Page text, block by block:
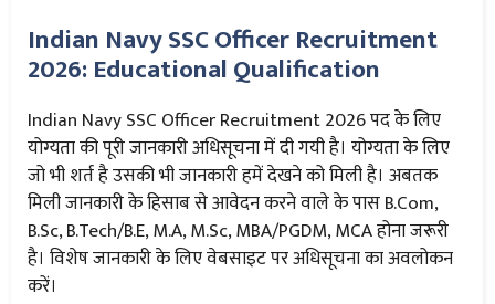
Indian Navy SSC Officer Recruitment
2026: Educational Qualification
Indian Navy SSC Officer Recruitment 2026 पद के लिए
योग्यता की पूरी जानकारी अधिसूचना में दी गयी है। योग्यता के लिए
जो भी शर्त है उसकी भी जानकारी हमें देखने को मिली है। अबतक
मिली जानकारी के हिसाब से आवेदन करने वाले के पास B.Com,
B.Sc, B.Tech/B.E, M.A, M.Sc, MBA/PGDM, MCA होना जरूरी
है। विशेष जानकारी के लिए वेबसाइट पर अधिसूचना का अवलोकन
करें।